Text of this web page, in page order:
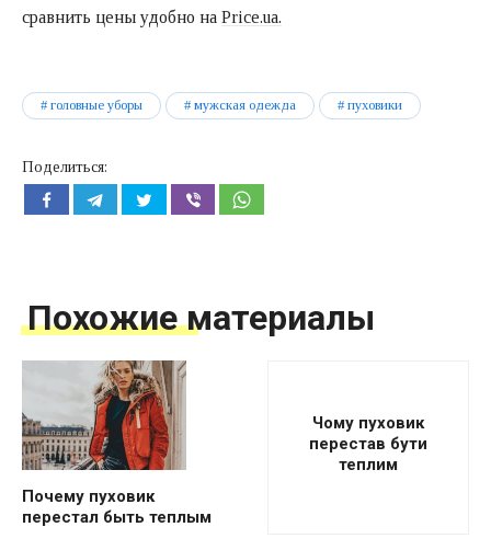
сравнить цены удобно на Price.ua.
головные уборы мужская одежда пуховики
Поделиться:
Похожие материалы
Почему пуховик
перестал быть теплым
Чому пуховик
перестав бути
теплим